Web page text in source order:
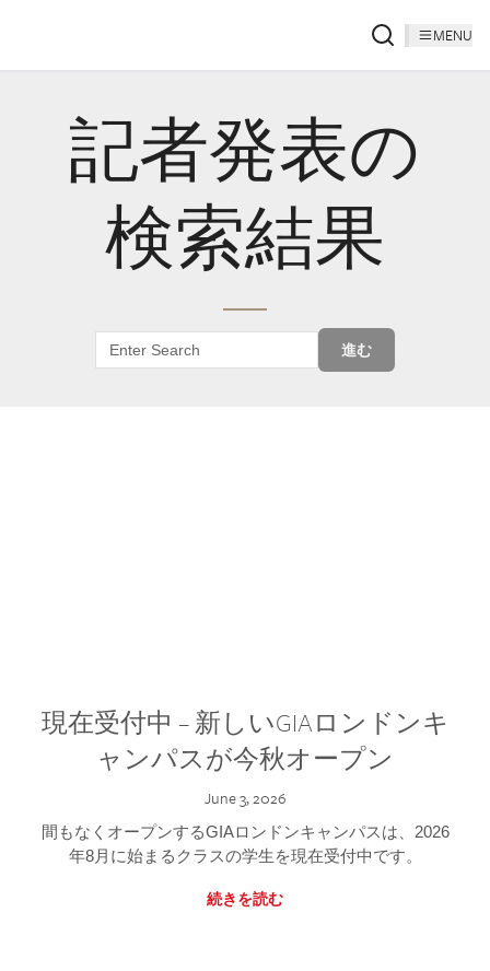
MENU
記者発表の
検索結果
進む
現在受付中 – 新しいGIAロンドンキ
ャンパスが今秋オープン
June 3, 2026
間もなくオープンするGIAロンドンキャンパスは、2026
年8月に始まるクラスの学生を現在受付中です。
続きを読む